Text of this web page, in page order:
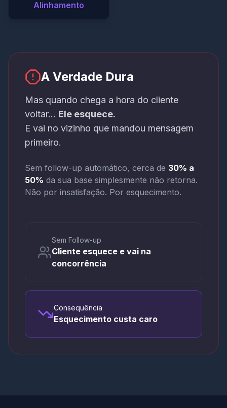
Alinhamento
A Verdade Dura
Mas quando chega a hora do cliente
voltar... Ele esquece.
E vai no vizinho que mandou mensagem
primeiro.
Sem follow-up automático, cerca de 30% a
50% da sua base simplesmente não retorna.
Não por insatisfação. Por esquecimento.
Sem Follow-up
Cliente esquece e vai na
concorrência
Consequência
Esquecimento custa caro